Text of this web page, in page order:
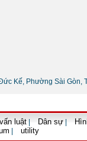
Kế, Phường Sài Gòn,
luật Dân sự
utility